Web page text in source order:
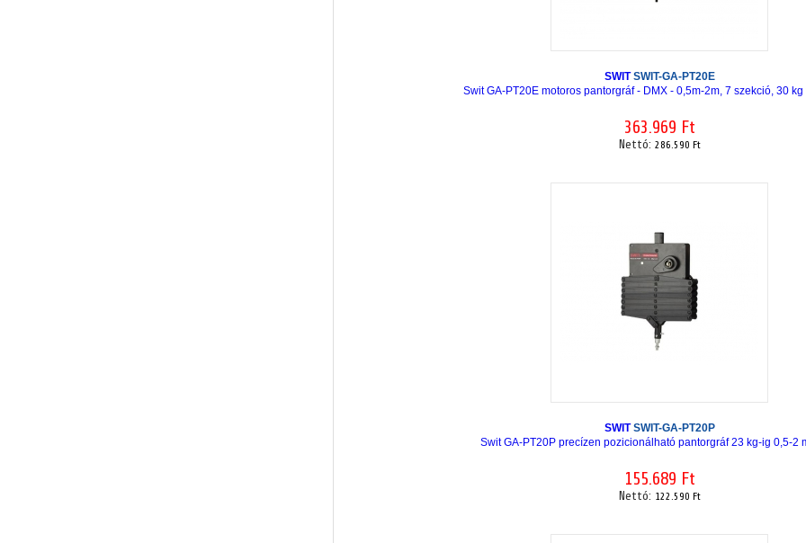
SWITSWIT-GA-PT20E
Swit GA-PT20E motoros pantorgráf - DMX - 0,5m-2m, 7 szekció, 30
363.969 Ft
Nettó: 286.590 Ft
SWITSWIT-GA-PT20P
Swit GA-PT20P precízen pozicionálható pantorgráf 23 kg-ig 0,5-2
155.689 Ft
Nettó: 122.590 Ft